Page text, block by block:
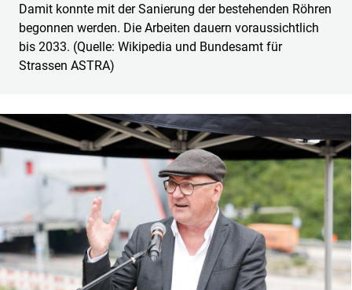
Damit konnte mit der Sanierung der bestehenden Röhren
begonnen werden. Die Arbeiten dauern voraussichtlich
bis 2033. (Quelle: Wikipedia und Bundesamt für
Strassen ASTRA)